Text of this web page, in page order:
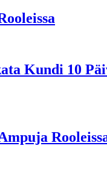
Kundi 10